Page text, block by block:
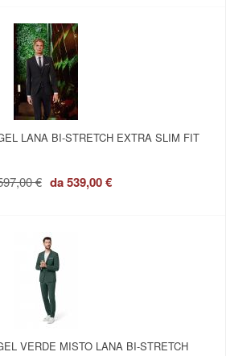
LANA BI-STRETCH EXTRA SLIM FIT
€ da539,00 €
VERDE MISTO LANA BI-STRETCH